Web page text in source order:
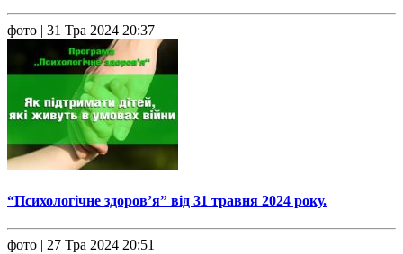
фото | 31 Тра 2024 20:37
“Психологічне здоров’я” від 31 травня 2024 року.
фото | 27 Тра 2024 20:51